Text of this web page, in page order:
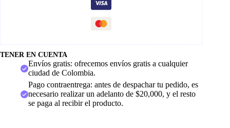
TENER EN CUENTA
Envíos gratis: ofrecemos envíos gratis a cualquier
ciudad de Colombia.
Pago contraentrega: antes de despachar tu pedido, es
necesario realizar un adelanto de $20,000, y el resto
se paga al recibir el producto.